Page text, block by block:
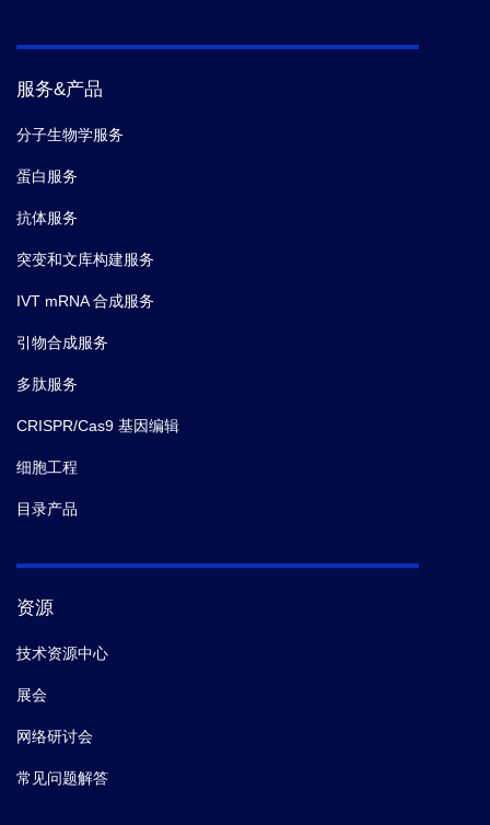
服务&产品
分子生物学服务
蛋白服务
抗体服务
突变和文库构建服务
IVT mRNA 合成服务
引物合成服务
多肽服务
CRISPR/Cas9 基因编辑
细胞工程
目录产品
资源
技术资源中心
展会
网络研讨会
常见问题解答